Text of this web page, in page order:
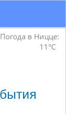
Погода в Ницце:
11°C